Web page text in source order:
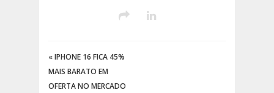
«IPHONE 16 FICA 45%
MAIS BARATO EM
OFERTA NO MERCADO